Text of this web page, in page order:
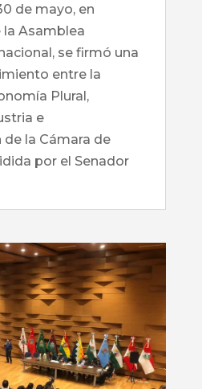
de mayo, en
Asamblea
se firmó una
entre la
Plural,
e
la Cámara de
por el Senador